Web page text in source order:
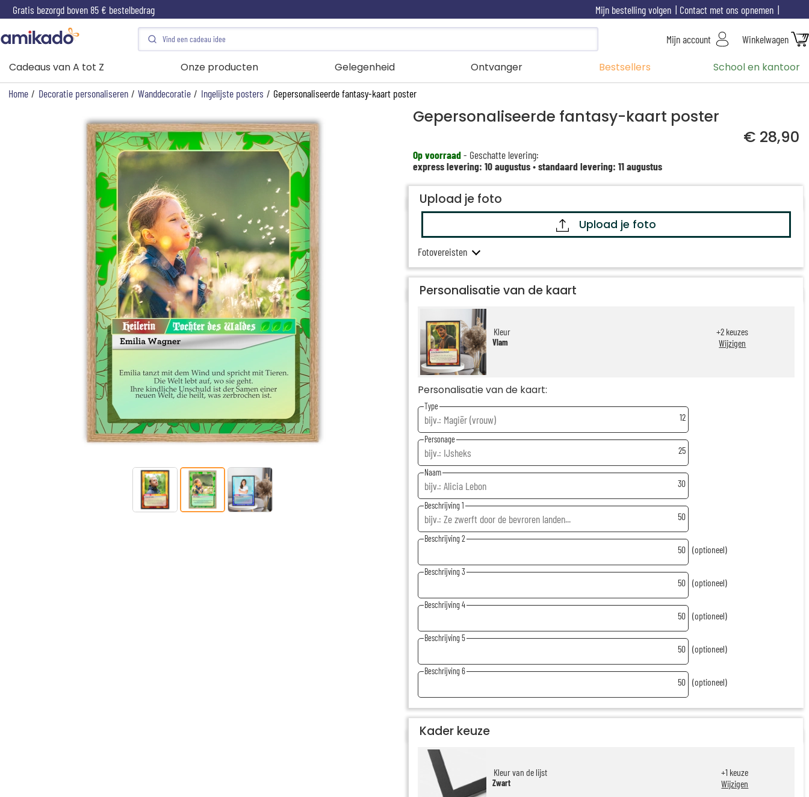
Gratis bezorgd boven 85 € bestelbedrag Contact met ons opnemen
Mijn bestelling volgen
Mijn account Winkelwagen
Cadeaus van A tot Z Onze producten Gelegenheid Ontvanger Bestsellers School en kantoor
Home / Decoratie personaliseren / Wanddecoratie / Ingelijste posters / Gepersonaliseerde fantasy-kaart poster
Gepersonaliseerde fantasy-kaart poster
€ 28,90
Op voorraad- Geschatte levering:
express levering: 10 augustus•standaard levering: 11 augustus
Upload je foto
Upload je foto
Fotovereisten
Personalisatie van de kaart
Kleur
Vlam
+2 keuzes
Wijzigen
Personalisatie van de kaart:
Type
12
Personage
25
Naam
30
Beschrijving 1
50
Beschrijving 2
50 (optioneel)
Beschrijving 3
50 (optioneel)
Beschrijving 4
50 (optioneel)
Beschrijving 5
50 (optioneel)
Beschrijving 6
50 (optioneel)
Kader keuze
Kleur van de lijst
Zwart
+1 keuze
Wijzigen